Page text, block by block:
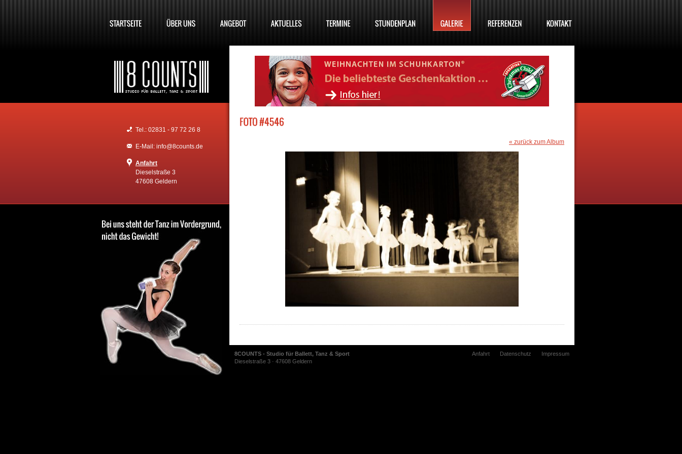
Tel.: 02831 - 97 72 26 8
E-Mail: info@8counts.de
Anfahrt
Dieselstraße 3
47608 Geldern
« zurück zum Album
8COUNTS - Studio für Ballett, Tanz & Sport
Dieselstraße 3 · 47608 Geldern
Anfahrt Datenschutz Impressum